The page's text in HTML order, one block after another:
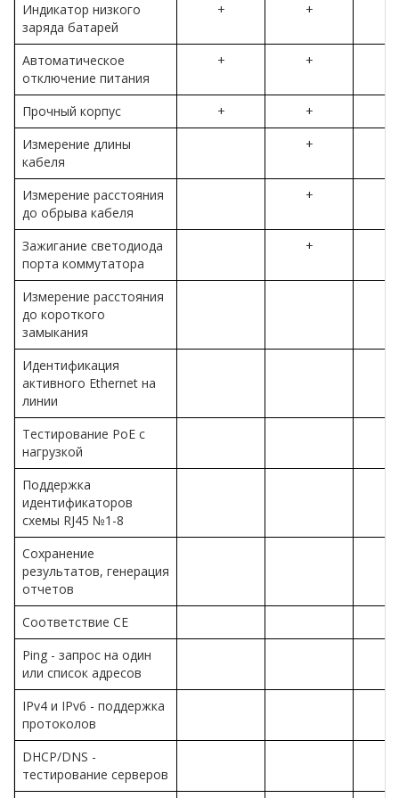
Индикатор низкого
заряда батарей
+ +
Автоматическое
отключение питания
+ +
Прочный корпус + +
Измерение длины
кабеля
+
Измерение расстояния
до обрыва кабеля
+
Зажигание светодиода
порта коммутатора
+
Измерение расстояния
до короткого
замыкания
Идентификация
активного Ethernet на
линии
Тестирование PoE с
нагрузкой
Поддержка
идентификаторов
схемы RJ45 №1-8
Сохранение
результатов, генерация
отчетов
Соответствие CE
Ping - запрос на один
или список адресов
IPv4 и IPv6 - поддержка
протоколов
DHCP/DNS -
тестирование серверов